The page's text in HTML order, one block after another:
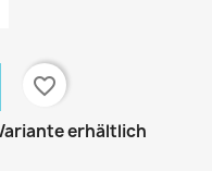
favorite_border
erhältlich